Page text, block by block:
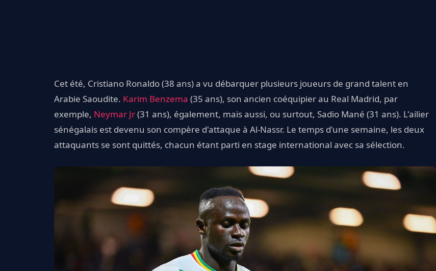
Cet été, Cristiano Ronaldo (38 ans) a vu débarquer plusieurs joueurs de grand talent en
Arabie Saoudite. Karim Benzema (35 ans), son ancien coéquipier au Real Madrid, par
exemple, Neymar Jr(31 ans), également, mais aussi, ou surtout, Sadio Mané (31 ans). L'ailier
sénégalais est devenu son compère d'attaque à Al-Nassr. Le temps d'une semaine, les deux
attaquants se sont quittés, chacun étant parti en stage international avec sa sélection.